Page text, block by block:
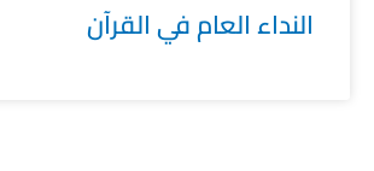
النداء العام في القرآن